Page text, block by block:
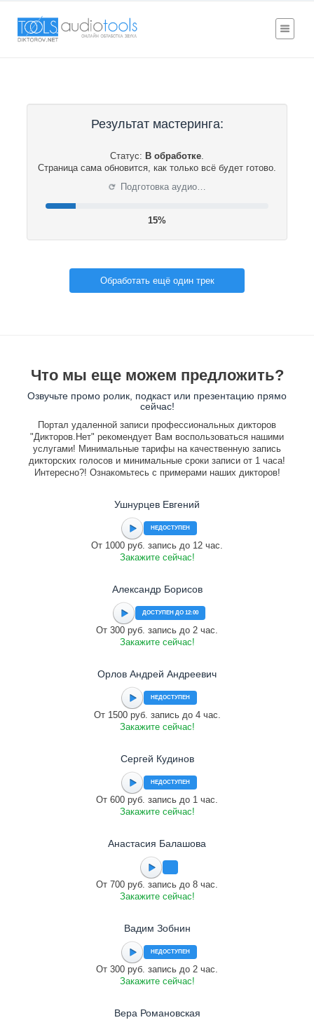
Результат мастеринга:
Статус: В обработке.
Страница сама обновится, как только всё будет готово.
⟳ Подготовка аудио…
16%
Обработать ещё один трек
Что мы еще можем предложить?
Озвучьте промо ролик, подкаст или презентацию прямо
сейчас!
Портал удаленной записи профессиональных дикторов
"Дикторов.Нет" рекомендует Вам воспользоваться нашими
услугами! Минимальные тарифы на качественную запись
дикторских голосов и минимальные сроки записи от 1 часа!
Интересно?! Ознакомьтесь с примерами наших дикторов!
Ушнурцев Евгений
НЕДОСТУПЕН
От 1000 руб. запись до 12 час.
Закажите сейчас!
Александр Борисов
ДОСТУПЕН ДО 12:00
От 300 руб. запись до 2 час.
Закажите сейчас!
Орлов Андрей Андреевич
НЕДОСТУПЕН
От 1500 руб. запись до 4 час.
Закажите сейчас!
Сергей Кудинов
НЕДОСТУПЕН
От 600 руб. запись до 1 час.
Закажите сейчас!
Анастасия Балашова
От 700 руб. запись до 8 час.
Закажите сейчас!
Вадим Зобнин
НЕДОСТУПЕН
От 300 руб. запись до 2 час.
Закажите сейчас!
Вера Романовская